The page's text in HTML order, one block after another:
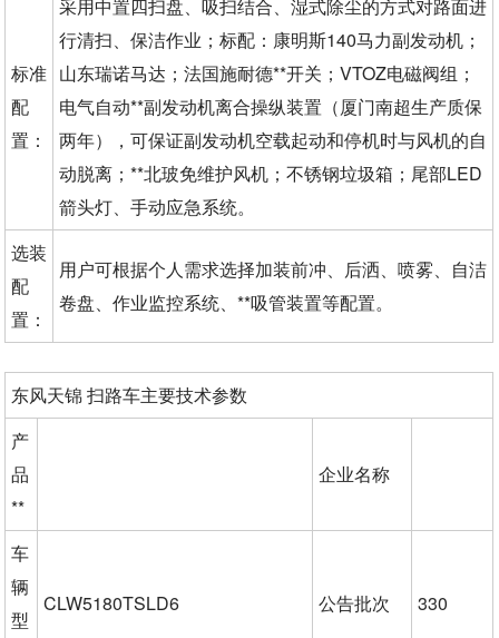
标准
配
置：
采用中置四扫盘、吸扫结合、湿式除尘的方式对路面进
行清扫、保洁作业；标配：康明斯140马力副发动机；
山东瑞诺马达；法国施耐德**开关；VTOZ电磁阀组；
电气自动**副发动机离合操纵装置（厦门南超生产质保
两年），可保证副发动机空载起动和停机时与风机的自
动脱离；**北玻免维护风机；不锈钢垃圾箱；尾部LED
箭头灯、手动应急系统。
选装
配
置：
用户可根据个人需求选择加装前冲、后洒、喷雾、自洁
卷盘、作业监控系统、**吸管装置等配置。
东风天锦 扫路车主要技术参数
产
品
**
企业名称
车
辆
型
CLW5180TSLD6 公告批次 330